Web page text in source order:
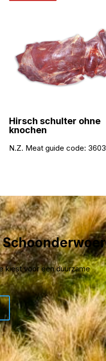
Hirsch schulter ohne
knochen
N.Z. Meat guide code: 3603
kiest voor een duurzame